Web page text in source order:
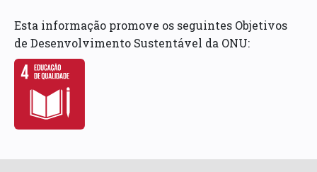
Esta informação promove os seguintes Objetivos
de Desenvolvimento Sustentável da ONU: